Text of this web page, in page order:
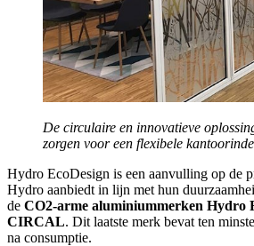
De circulaire en innovatieve
zorgen voor een flexibele
Hydro EcoDesign is een aanvulling op de
Hydro aanbiedt in lijn met hun
de CO2-arme aluminiummerken Hydro
CIRCAL. Dit laatste merk bevat ten
na consumptie.